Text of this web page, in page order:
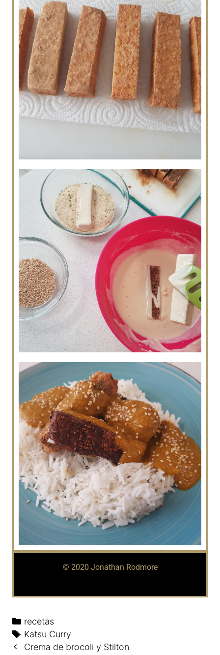
© 2020 Jonathan Rodmore
recetas
Katsu Curry
Crema de brocoli y Stilton